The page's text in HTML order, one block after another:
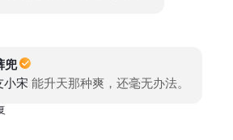
兜
小宋 能升天那种爽，还毫无办法。